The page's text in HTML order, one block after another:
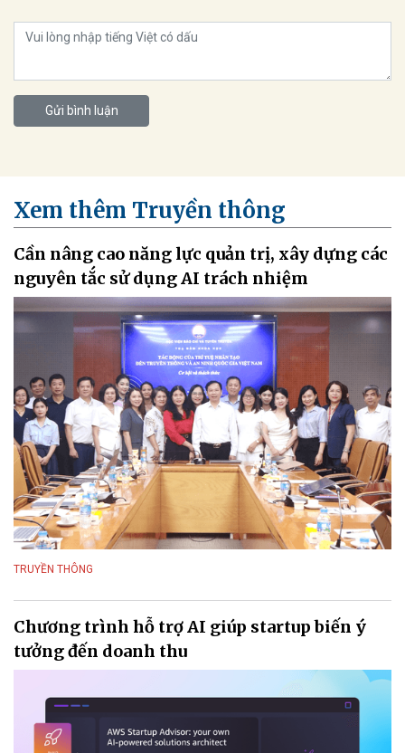
Gửi bình luận
Xem thêm Truyền thông
Cần nâng cao năng lực quản trị, xây dựng các
nguyên tắc sử dụng AI trách nhiệm
TRUYỀN THÔNG
Chương trình hỗ trợ AI giúp startup biến ý
tưởng đến doanh thu